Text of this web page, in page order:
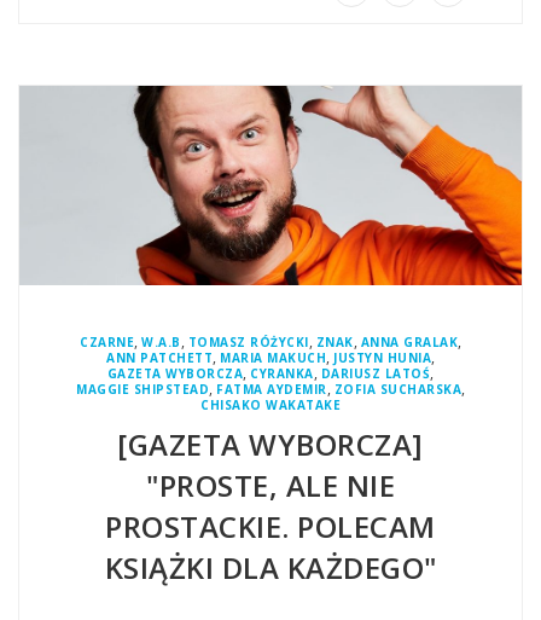
CZARNE, W.A.B, TOMASZ RÓŻYCKI, ZNAK, ANNA GRALAK,
ANN PATCHETT, MARIA MAKUCH, JUSTYN HUNIA,
GAZETA WYBORCZA, CYRANKA, DARIUSZ LATOŚ,
MAGGIE SHIPSTEAD, FATMA AYDEMIR, ZOFIA SUCHARSKA,
CHISAKO WAKATAKE
[GAZETA WYBORCZA]
"PROSTE, ALE NIE
PROSTACKIE. POLECAM
KSIĄŻKI DLA KAŻDEGO"